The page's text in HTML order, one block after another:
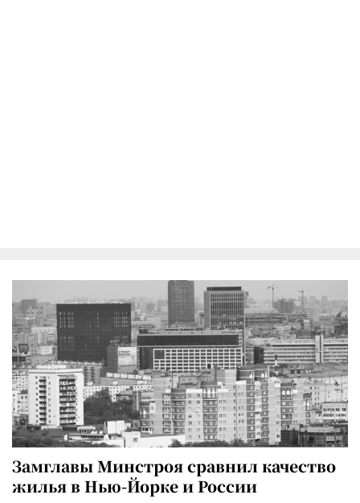
Замглавы Минстроя сравнил качество
жилья в Нью-Йорке и России